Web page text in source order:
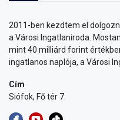
2011-ben kezdtem el
a Városi Ingatlaniroda.
mint 40 milliárd forint
ingatlanos naplója, a Városi
Cím
Siófok, Fő tér 7.